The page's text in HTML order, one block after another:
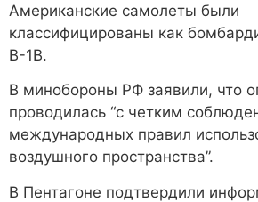
Американские самолеты были
классифицированы как
B-1B.
В минобороны РФ заявили, что
проводилась “с четким
международных правил
воздушного пространства”.
В Пентагоне подтвердили